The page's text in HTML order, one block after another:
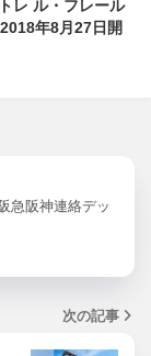
レ ル・フレール
年8月27日開
急阪神連絡デッ
次の記事